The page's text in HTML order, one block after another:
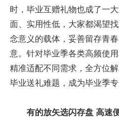
时，毕业互赠礼物也成了一
面、实用性低，大家都渴望
念意义的载体，妥善留存青
意。针对毕业季各类高频使
精准适配不同需求，全方位
毕业送礼难题，成为毕业季专
有的放矢选闪存盘 高速